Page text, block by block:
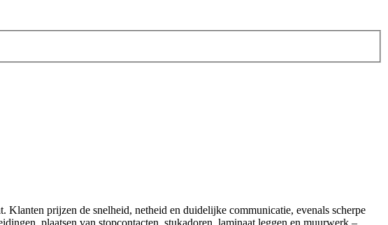
prijzen de snelheid, netheid en duidelijke communicatie, evenals scherpe
plaatsen van stopcontacten, stukadoren, laminaat leggen en muurwerk –